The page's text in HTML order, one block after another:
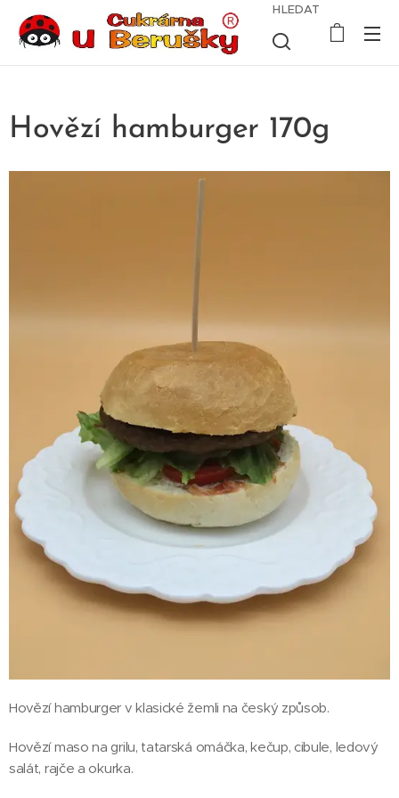
HLEDAT
Hovězí hamburger 170g
Hovězí hamburger v klasické žemli na český způsob.
Hovězí maso na grilu, tatarská omáčka, kečup, cibule, ledový
salát, rajče a okurka.